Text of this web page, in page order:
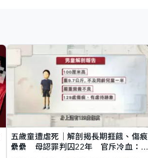
五歲童遭虐死｜解剖揭長期捱餓、傷痕
纍纍 母認罪判囚22年 官斥冷血：同